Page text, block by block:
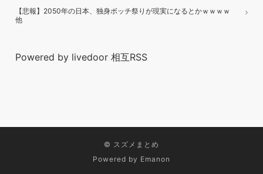
【悲報】2050年の日本、独身ボッチ祭りが現実になるとかｗｗｗｗ
他
Powered by livedoor 相互RSS
© スズメまとめ
Powered by Emanon